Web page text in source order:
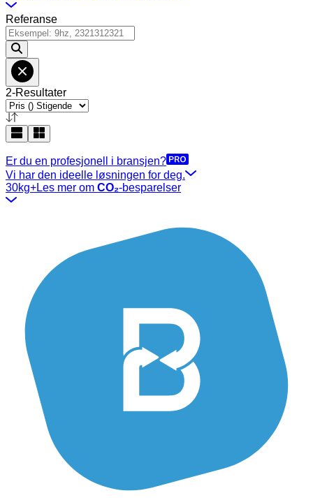
Referanse
2-Resultater
Er du en profesjonell i bransjen?
Vi har den ideelle løsningen for deg.
30kg+Les mer om CO₂-besparelser